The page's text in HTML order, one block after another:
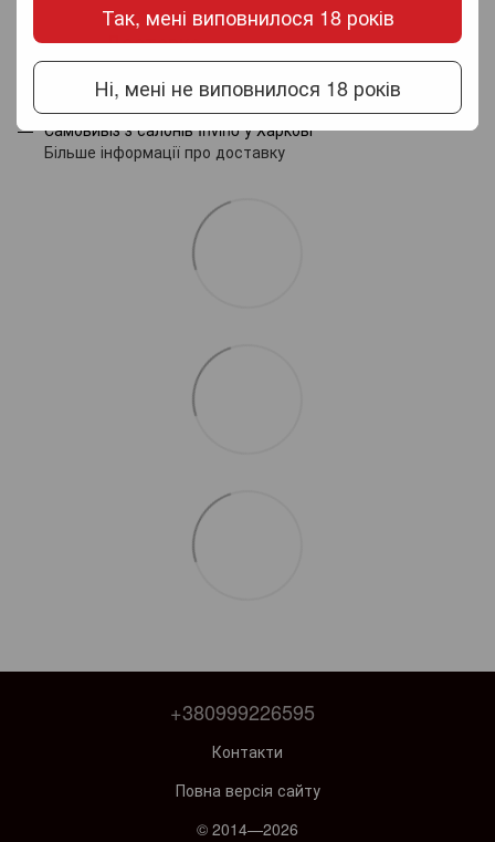
Так, мені виповнилося 18 років
Ні, мені не виповнилося 18 років
Доставка Оплата Гарантія
Новою поштою по Україні - за тарифами перевізника.
Самовивіз з салонів Invino у Харкові
Більше інформації про доставку
+380999226595
Контакти
Повна версія сайту
© 2014—2026